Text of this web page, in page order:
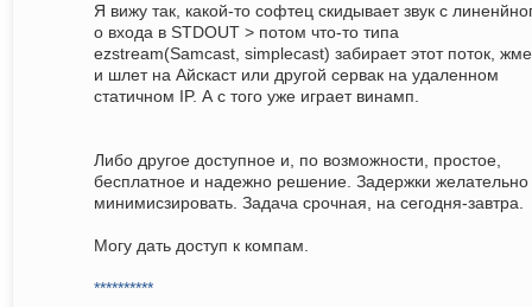
Я вижу так, какой-то софтец скидывает звук с
о входа в STDOUT > потом что-то типа
ezstream(Samcast, simplecast) забирает этот поток,
и шлет на Айскаст или другой сервак на удаленном
статичном IP. А с того уже играет винамп.
Либо другое доступное и, по возможности, простое,
бесплатное и надежно решение. Задержки желательно
минимисзировать. Задача срочная, на сегодня-завтра.
Могу дать доступ к компам.
**********